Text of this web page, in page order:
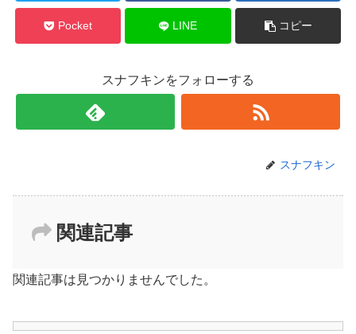
Pocket LINE コピー
スナフキンをフォローする
スナフキン
関連記事
関連記事は見つかりませんでした。